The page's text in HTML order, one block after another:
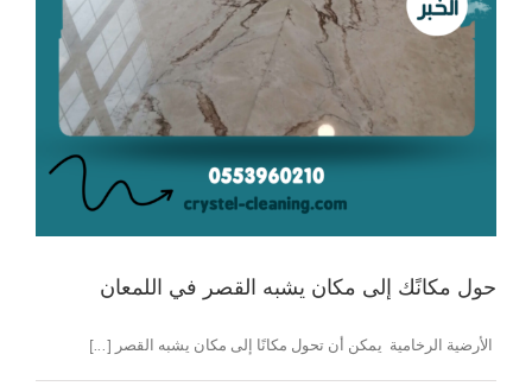
حول مكانًك إلى مكان يشبه القصر في اللمعان
الأرضية الرخامية يمكن أن تحول مكانًا إلى مكان يشبه القصر [...]